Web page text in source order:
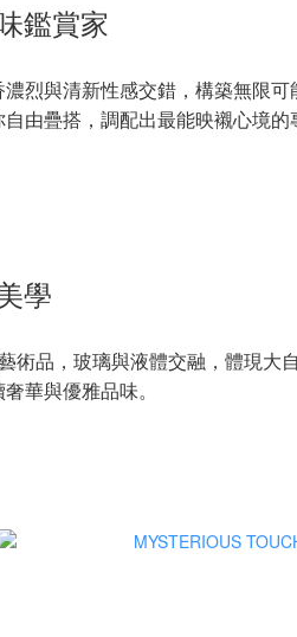
鑑賞家
烈與清新性感交錯，構築無限
由疊搭，調配出最能映襯心境的
學
術品，玻璃與液體交融，體現
華與優雅品味。